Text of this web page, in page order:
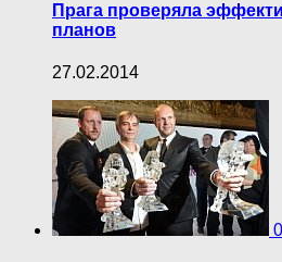
Прага проверяла
планов
27.02.2014
0